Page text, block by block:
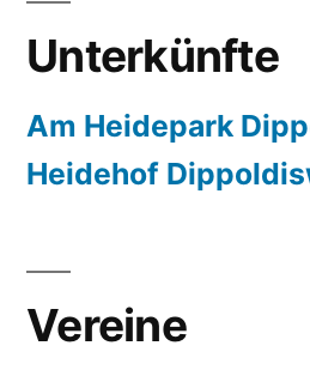
Unterkünfte
Am Heidepark
Heidehof
Vereine